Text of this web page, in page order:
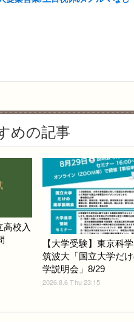
めの記事
高校入
【大学受験】東京科
筑波大「国立大学だ
学説明会」8/29
2026.8.6 Thu 23:15